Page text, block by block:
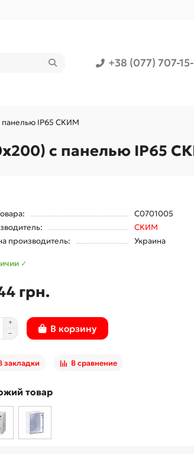
+38 (077) 707-
панелью IP65 СКИМ
с панелью IP65
С0701005
СКИМ
производитель:
Украина
✓
грн.
В корзину
закладки В сравнение
товар